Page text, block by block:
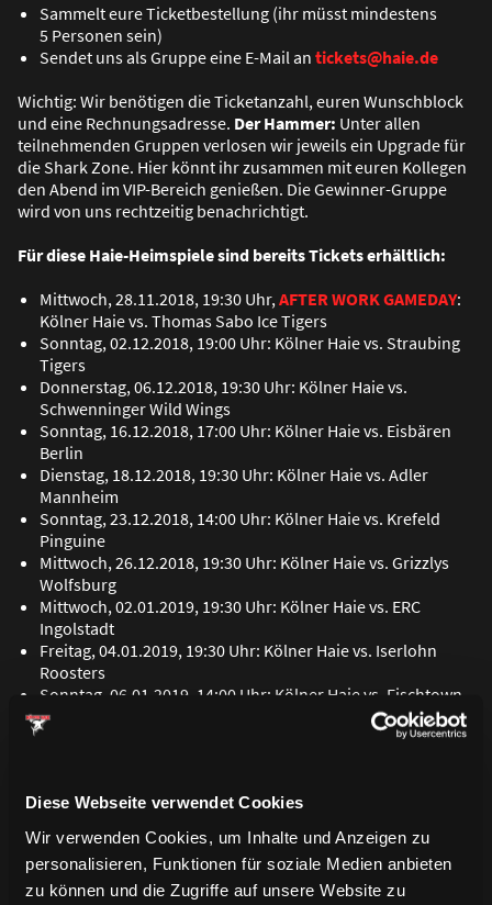
Diese Webseite verwendet Cookies
Wir verwenden Cookies, um Inhalte und Anzeigen zu
personalisieren, Funktionen für soziale Medien anbieten
zu können und die Zugriffe auf unsere Website zu
Sammelt eure Ticketbestellung (ihr müsst mindestens
5 Personen sein)
Sendet uns als Gruppe eine E-Mail an tickets@haie.de
Wichtig: Wir benötigen die Ticketanzahl, euren Wunschblock
und eine Rechnungsadresse. Der Hammer: Unter allen
teilnehmenden Gruppen verlosen wir jeweils ein Upgrade für
die Shark Zone. Hier könnt ihr zusammen mit euren Kollegen
den Abend im VIP-Bereich genießen. Die Gewinner-Gruppe
wird von uns rechtzeitig benachrichtigt.
Für diese Haie-Heimspiele sind bereits Tickets erhältlich:
Mittwoch, 28.11.2018, 19:30 Uhr,AFTER WORK GAMEDAY:
Kölner Haie vs. Thomas Sabo Ice Tigers
Sonntag, 02.12.2018, 19:00 Uhr: Kölner Haie vs. Straubing
Tigers
Donnerstag, 06.12.2018, 19:30 Uhr: Kölner Haie vs.
Schwenninger Wild Wings
Sonntag, 16.12.2018, 17:00 Uhr: Kölner Haie vs. Eisbären
Berlin
Dienstag, 18.12.2018, 19:30 Uhr: Kölner Haie vs. Adler
Mannheim
Sonntag, 23.12.2018, 14:00 Uhr: Kölner Haie vs. Krefeld
Pinguine
Mittwoch, 26.12.2018, 19:30 Uhr: Kölner Haie vs. Grizzlys
Wolfsburg
Mittwoch, 02.01.2019, 19:30 Uhr: Kölner Haie vs. ERC
Ingolstadt
Freitag, 04.01.2019, 19:30 Uhr: Kölner Haie vs. Iserlohn
Roosters
Sonntag, 06.01.2019, 14:00 Uhr: Kölner Haie vs. Fischtown
Pinguins
DEL WINTER GAME: Kölner
Hier geht’s direkt in den Ticket-Onlineshop!
DEL WINTER GAME